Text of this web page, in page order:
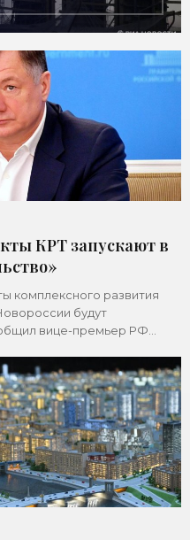
КРТ запускают в
комплексного развития
будут
вице-премьер РФ